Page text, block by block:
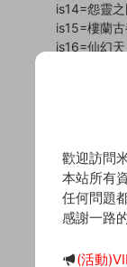
is14=怨靈之
is15=樓蘭
is16=仙幻天
is22=魔界
is23=天界
is24=魔域
is25=戰歌
is27=神月谷
歡迎訪問
本站所有
任何問題
感謝一路
(活動